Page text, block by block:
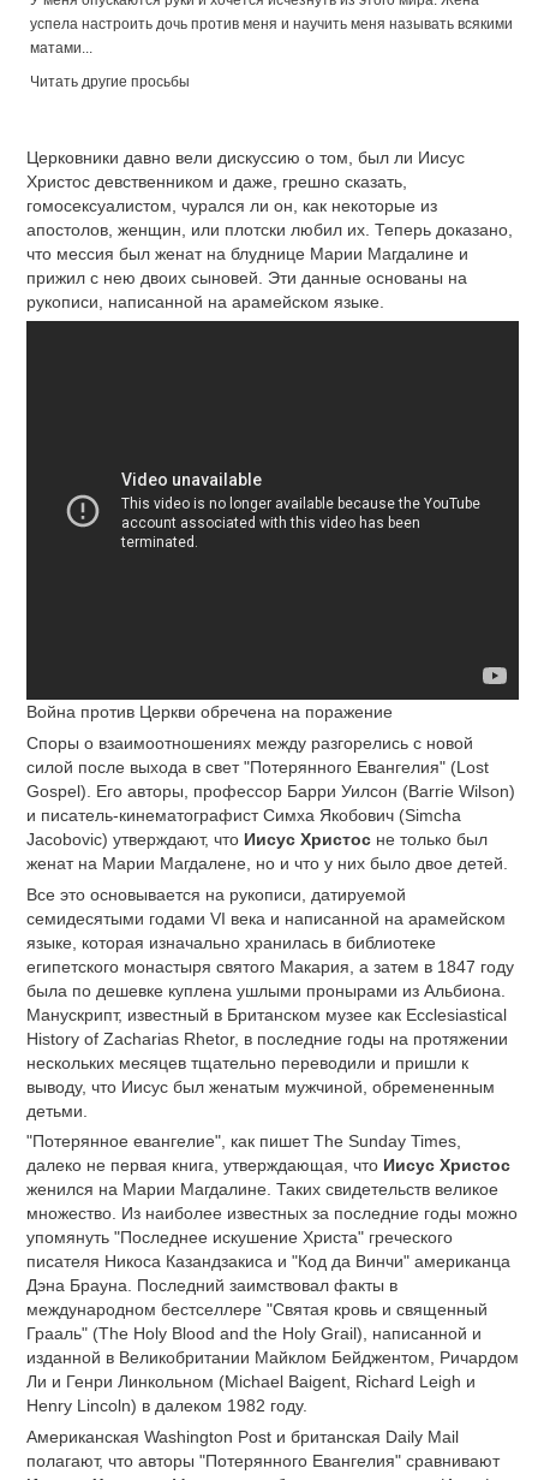
успела настроить дочь против меня и научить меня называть всякими
матами...
Читать другие просьбы
Церковники давно вели дискуссию о том, был ли Иисус
Христос девственником и даже, грешно сказать,
гомосексуалистом, чурался ли он, как некоторые из
апостолов, женщин, или плотски любил их. Теперь доказано,
что мессия был женат на блуднице Марии Магдалине и
прижил с нею двоих сыновей. Эти данные основаны на
рукописи, написанной на арамейском языке.
Война против Церкви обречена на поражение
Споры о взаимоотношениях между разгорелись с новой
силой после выхода в свет "Потерянного Евангелия" (Lost
Gospel). Его авторы, профессор Барри Уилсон (Barrie Wilson)
и писатель-кинематографист Симха Якобович (Simcha
Jacobovic) утверждают, что Иисус Христос не только был
женат на Марии Магдалене, но и что у них было двое детей.
Все это основывается на рукописи, датируемой
семидесятыми годами VI века и написанной на арамейском
языке, которая изначально хранилась в библиотеке
египетского монастыря святого Макария, а затем в 1847 году
была по дешевке куплена ушлыми пронырами из Альбиона.
Манускрипт, известный в Британском музее как Ecclesiastical
History of Zacharias Rhetor, в последние годы на протяжении
нескольких месяцев тщательно переводили и пришли к
выводу, что Иисус был женатым мужчиной, обремененным
детьми.
"Потерянное евангелие", как пишет The Sunday Times,
далеко не первая книга, утверждающая, что Иисус Христос
женился на Марии Магдалине. Таких свидетельств великое
множество. Из наиболее известных за последние годы можно
упомянуть "Последнее искушение Христа" греческого
писателя Никоса Казандзакиса и "Код да Винчи" американца
Дэна Брауна. Последний заимствовал факты в
международном бестселлере "Святая кровь и священный
Грааль" (The Holy Blood and the Holy Grail), написанной и
изданной в Великобритании Майклом Бейджентом, Ричардом
Ли и Генри Линкольном (Michael Baigent, Richard Leigh и
Henry Lincoln) в далеком 1982 году.
Американская Washington Post и британская Daily Mail
полагают, что авторы "Потерянного Евангелия" сравнивают